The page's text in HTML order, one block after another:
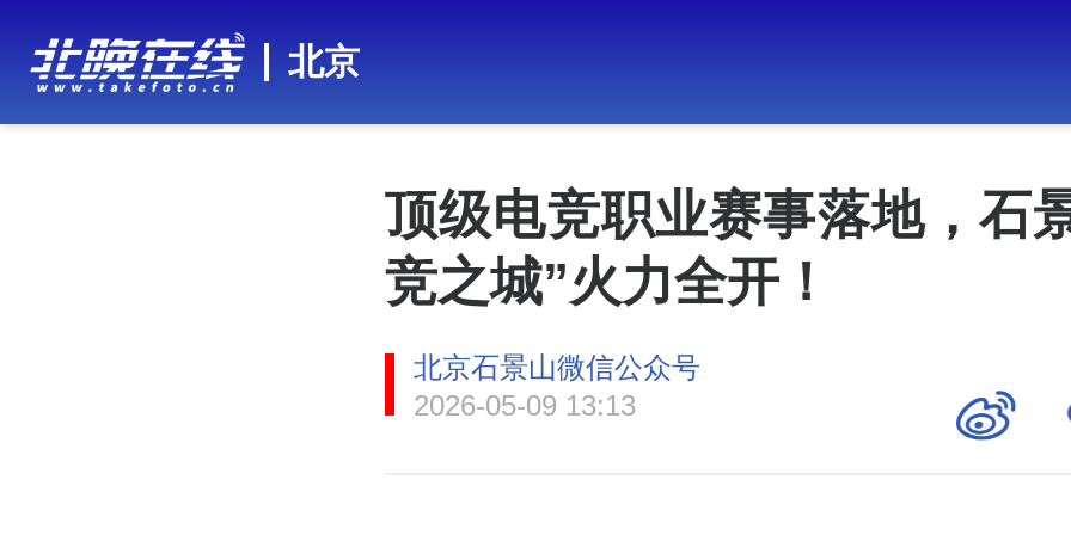
北京
顶级电竞职业赛事落地，石
竞之城”火力全开！
北京石景山微信公众号
2026-05-09 13:13